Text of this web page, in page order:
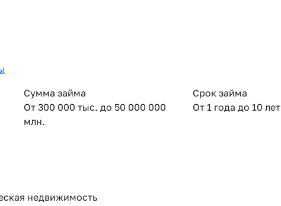
Сумма займа
От 300 000 тыс. до 50 000 000
млн.
Срок займа
От 1 года до 10 лет
недвижимость